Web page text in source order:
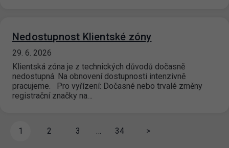
Nedostupnost Klientské zóny
29. 6. 2026
Klientská zóna je z technických důvodů dočasně
nedostupná. Na obnovení dostupnosti intenzivně
pracujeme. Pro vyřízení: Dočasné nebo trvalé změny
registrační značky na…
1 2 3 … 34 >